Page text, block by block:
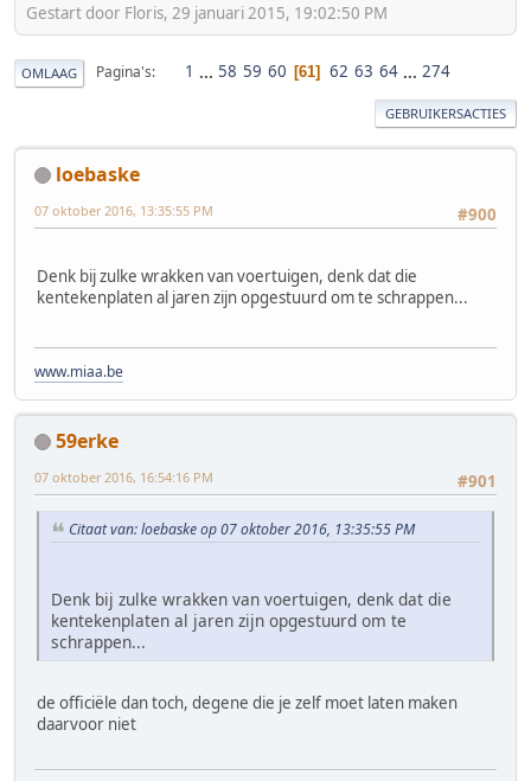
Gestart door Floris, 29 januari 2015, 19:02:50 PM
OMLAAG Pagina's 1 ... 58 59 60 61 62 63 64 ... 274
GEBRUIKERSACTIES
loebaske
#900
07 oktober 2016, 13:35:55 PM
Denk bij zulke wrakken van voertuigen, denk dat die
kentekenplaten al jaren zijn opgestuurd om te schrappen...
www.miaa.be
59erke
#901
07 oktober 2016, 16:54:16 PM
Citaat van: loebaske op 07 oktober 2016, 13:35:55 PM
Denk bij zulke wrakken van voertuigen, denk dat die
kentekenplaten al jaren zijn opgestuurd om te
schrappen...
de officiële dan toch, degene die je zelf moet laten maken
daarvoor niet